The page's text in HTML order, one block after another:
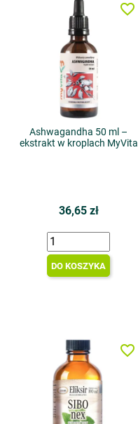
Ashwagandha 50 ml –
ekstrakt w kroplach MyVita
36,65 zł
DO KOSZYKA
favorite_border
favorite_border